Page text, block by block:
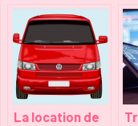
de l’échec
La location de